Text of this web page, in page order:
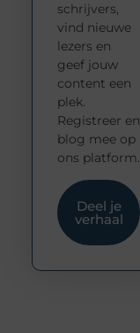
schrijvers,
vind nieuwe
lezers en
geef jouw
content een
plek.
Registreer en
blog mee op
ons platform.
Deel je
verhaal